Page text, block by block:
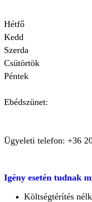
Hétfő
Kedd
Szerda
Csütörtök
Péntek
Ebédszünet:
Ügyeleti telefon: +36
Igény esetén tudnak
Költségtérítés